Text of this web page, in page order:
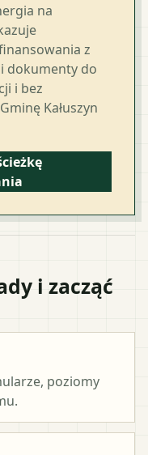
na
z
dokumenty do
i bez
Kałuszyn
i zacząć
poziomy